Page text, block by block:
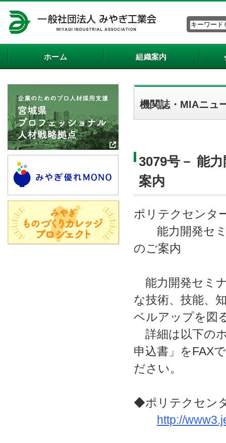
ホーム 組織案内
機関誌・MIAニュ
3079号－ 能
案内
ポリテクセンタ
能力開発セミ
のご案内
能力開発セミ
な技術、技能、
ベルアップを図
詳細は以下の
申込書」をFAX
ださい。
◆ポリテクセン
http://